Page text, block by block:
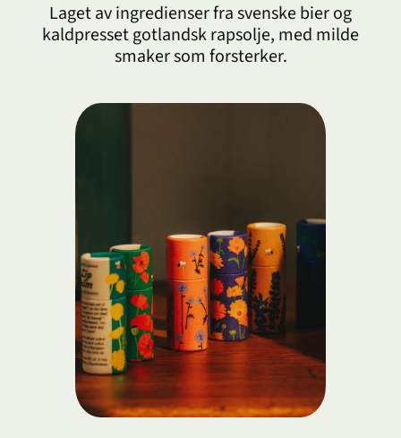
Laget av ingredienser fra svenske bier og
kaldpresset gotlandsk rapsolje, med milde
smaker som forsterker.